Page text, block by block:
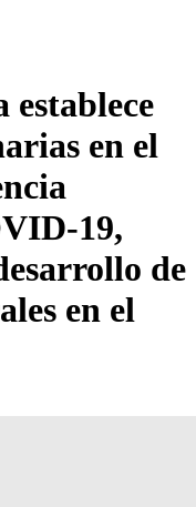
establece
en el
19,
de
en el